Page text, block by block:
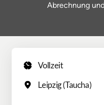
Abrechnung
Vollzeit
Leipzig (Taucha)